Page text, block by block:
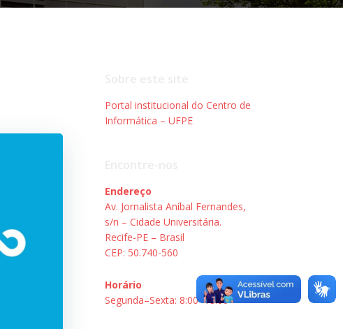
Portal institucional do Centro de
Informática – UFPE
Endereço
Av. Jornalista Aníbal Fernandes,
s/n – Cidade Universitária.
Recife-PE – Brasil
CEP: 50.740-560
Horário
Segunda–Sexta: 8:00–18:00